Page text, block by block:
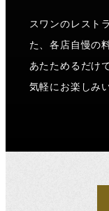
スワンのレスト
た、各店自慢の
あたためるだけ
気軽にお楽しみ